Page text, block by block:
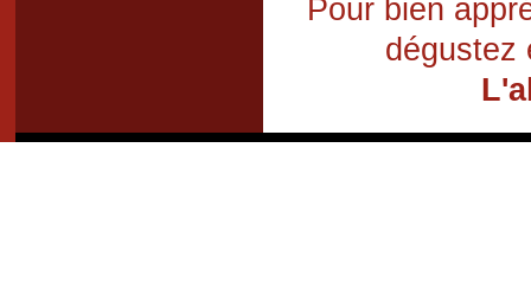
Pour bien
dégustez